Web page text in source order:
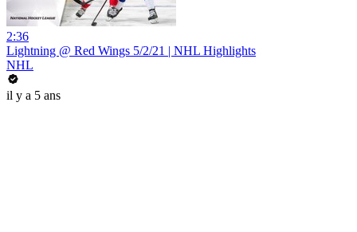
2:36
Lightning @ Red Wings 5/2/21 | NHL Highlights
NHL
il y a 5 ans